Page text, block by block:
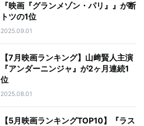
『映画『グランメゾン・パリ』』が断
トツの1位
2025.09.01
【7月映画ランキング】山﨑賢人主演
『アンダーニンジャ』が2ヶ月連続1
位
2025.08.01
【5月映画ランキングTOP10】『ラス